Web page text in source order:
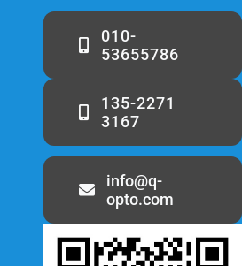
010-
53655786
135-2271
3167
info@q-
opto.com